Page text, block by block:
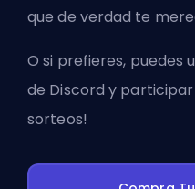
que de verdad te
O si prefieres, puedes
de Discord y
sorteos!